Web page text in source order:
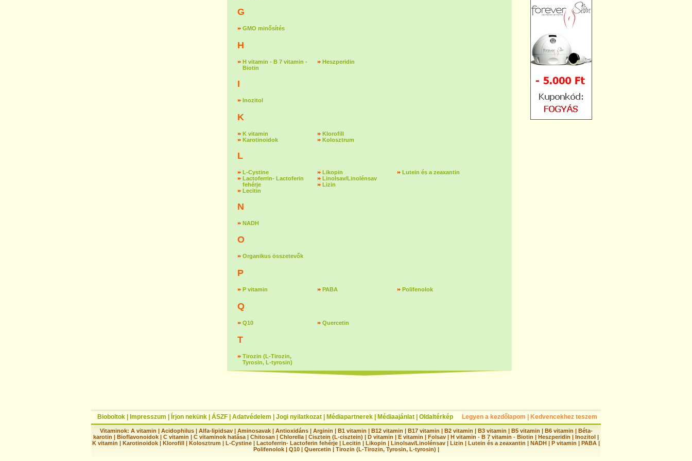
G
GMO minősítés
H
H vitamin - B 7 vitamin -
Biotin
Heszperidin
I
Inozitol
K
K vitamin
Karotinoidok
Klorofill
Kolosztrum
L
L-Cystine
Lactoferrin- Lactoferin
fehérje
Lecitin
Likopin
Linolsav/Linolénsav
Lizin
Lutein és a zeaxantin
N
NADH
O
Organikus összetevők
P
P vitamin PABA Polifenolok
Q
Q10 Quercetin
T
Tirozin (L-Tirozin,
Tyrosin, L-tyrosin)
Bioboltok Impresszum Írjon nekünk ÁSZF Adatvédelem Jogi nyilatkozat Médiapartnerek Médiaajánlat Oldaltérkép Legyen a kezdőlapom Kedvencekhez teszem
Vitaminok: A vitamin | Acidophilus| Alfa-lipidsav| Aminosavak| Antioxidáns| Arginin | B1 vitamin | B12 vitamin | B17 vitamin | B2 vitamin | B3 vitamin | B5 vitamin | B6 vitamin | Béta-
karotin | Bioflavonoidok | C vitamin | C vitaminok hatása | Chitosan | Chlorella | Cisztein (L-cisztein) | D vitamin | E vitamin | Folsav | H vitamin - B 7 vitamin - Biotin | Heszperidin | Inozitol |
K vitamin | Karotinoidok | Klorofill | Kolosztrum | L-Cystine | Lactoferrin- Lactoferin fehérje | Lecitin | Likopin | Linolsav/Linolénsav | Lizin | Lutein és a zeaxantin | NADH | P vitamin | PABA |
Polifenolok| Q10| Quercetin | Tirozin (L-Tirozin, Tyrosin, L-tyrosin) |